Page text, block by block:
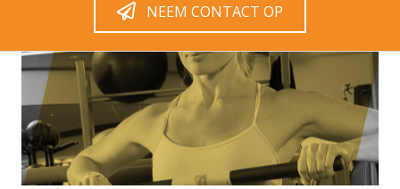
NEEM CONTACT OP